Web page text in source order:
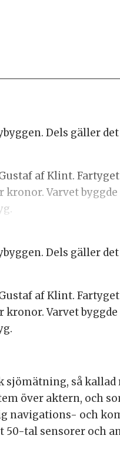
Dels gäller
af Klint.
Varvet
Dels gäller
af Klint.
Varvet
sjömätning, så
över aktern, och
navigations- och
tal sensorer och